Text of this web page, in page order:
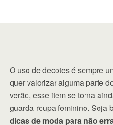
O uso de decotes é sempre
quer valorizar alguma parte
verão, esse item se torna
guarda-roupa feminino. Seja
dicas de moda para não